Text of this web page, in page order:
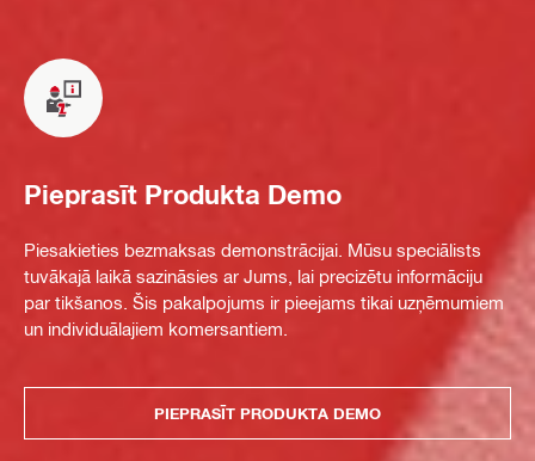
Pieprasīt Produkta Demo
Piesakieties bezmaksas demonstrācijai. Mūsu speciālists
tuvākajā laikā sazināsies ar Jums, lai precizētu informāciju
par tikšanos. Šis pakalpojums ir pieejams tikai uzņēmumiem
un individuālajiem komersantiem.
PIEPRASĪT PRODUKTA DEMO